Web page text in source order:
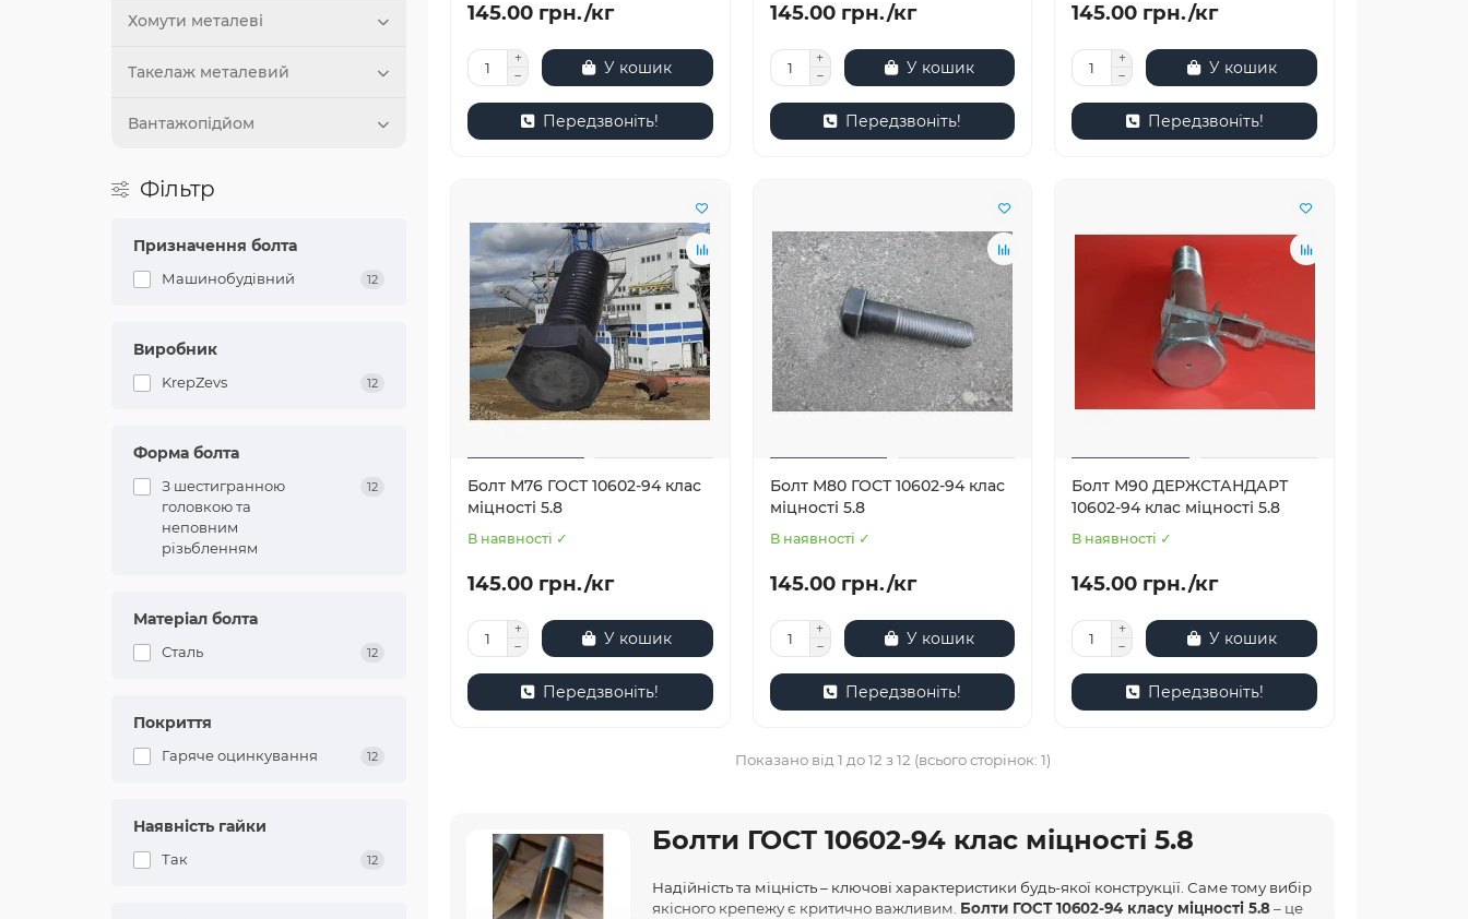
Хомути металеві
Такелаж металевий
Вантажопідйом
Фільтр
Призначення болта
Машинобудівний 12
Виробник
KrepZevs 12
Форма болта
З шестигранною
головкою та
неповним
різьбленням
12
Матеріал болта
Сталь 12
Покриття
Гаряче оцинкування 12
Наявність гайки
Так 12
145.00 грн./кг
У кошик
Передзвоніть!
145.00 грн./кг
У кошик
Передзвоніть!
145.00 грн./кг
У кошик
Передзвоніть!
Болт М76 ГОСТ 10602-94 клас
міцності 5.8
В наявності ✓
145.00 грн./кг
У кошик
Передзвоніть!
Болт М80 ГОСТ 10602-94 клас
міцності 5.8
В наявності ✓
145.00 грн./кг
У кошик
Передзвоніть!
Болт М90 ДЕРЖСТАНДАРТ
10602-94 клас міцності 5.8
В наявності ✓
145.00 грн./кг
У кошик
Передзвоніть!
Показано від 1 до 12 з 12 (всього сторінок: 1)
Болти ГОСТ 10602-94 клас міцності 5.8
Надійність та міцність – ключові характеристики будь-якої конструкції. Саме тому вибір
якісного крепежу є критично важливим. Болти ГОСТ 10602-94 класу міцності 5.8– це